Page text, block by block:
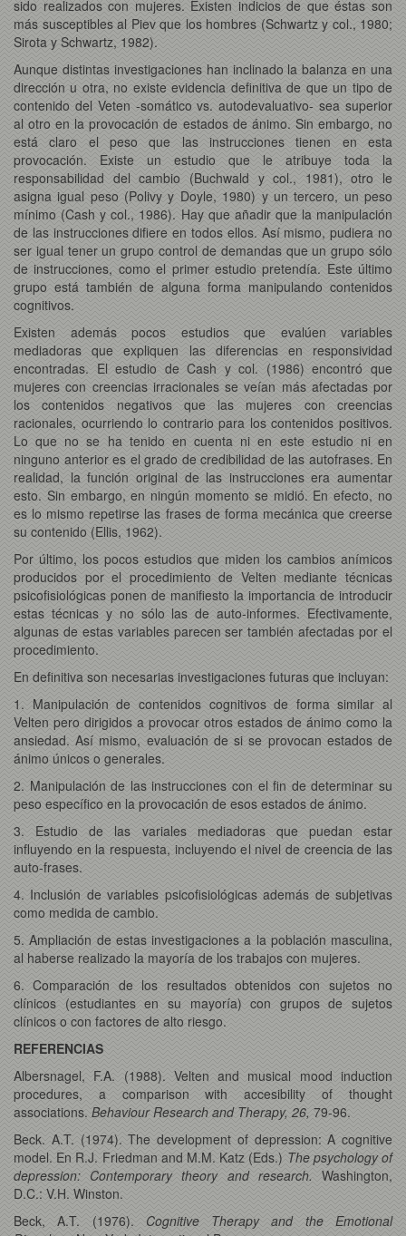
sido realizados con mujeres. Existen indicios de que éstas son
más susceptibles al Piev que los hombres (Schwartz y col., 1980;
Sirota y Schwartz, 1982).
Aunque distintas investigaciones han inclinado la balanza en una
dirección u otra, no existe evidencia definitiva de que un tipo de
contenido del Veten -somático vs. autodevaluativo- sea superior
al otro en la provocación de estados de ánimo. Sin embargo, no
está claro el peso que las instrucciones tienen en esta
provocación. Existe un estudio que le atribuye toda la
responsabilidad del cambio (Buchwald y col., 1981), otro le
asigna igual peso (Polivy y Doyle, 1980) y un tercero, un peso
mínimo (Cash y col., 1986). Hay que añadir que la manipulación
de las instrucciones difiere en todos ellos. Así mismo, pudiera no
ser igual tener un grupo control de demandas que un grupo sólo
de instrucciones, como el primer estudio pretendía. Este último
grupo está también de alguna forma manipulando contenidos
cognitivos.
Existen además pocos estudios que evalúen variables
mediadoras que expliquen las diferencias en responsividad
encontradas. El estudio de Cash y col. (1986) encontró que
mujeres con creencias irracionales se veían más afectadas por
los contenidos negativos que las mujeres con creencias
racionales, ocurriendo lo contrario para los contenidos positivos.
Lo que no se ha tenido en cuenta ni en este estudio ni en
ninguno anterior es el grado de credibilidad de las autofrases. En
realidad, la función original de las instrucciones era aumentar
esto. Sin embargo, en ningún momento se midió. En efecto, no
es lo mismo repetirse las frases de forma mecánica que creerse
su contenido (Ellis, 1962).
Por último, los pocos estudios que miden los cambios anímicos
producidos por el procedimiento de Velten mediante técnicas
psicofisiológicas ponen de manifiesto la importancia de introducir
estas técnicas y no sólo las de auto-informes. Efectivamente,
algunas de estas variables parecen ser también afectadas por el
procedimiento.
En definitiva son necesarias investigaciones futuras que incluyan:
1. Manipulación de contenidos cognitivos de forma similar al
Velten pero dirigidos a provocar otros estados de ánimo como la
ansiedad. Así mismo, evaluación de si se provocan estados de
ánimo únicos o generales.
2. Manipulación de las instrucciones con el fin de determinar su
peso específico en la provocación de esos estados de ánimo.
3. Estudio de las variales mediadoras que puedan estar
influyendo en la respuesta, incluyendo el nivel de creencia de las
auto-frases.
4. Inclusión de variables psicofisiológicas además de subjetivas
como medida de cambio.
5. Ampliación de estas investigaciones a la población masculina,
al haberse realizado la mayoría de los trabajos con mujeres.
6. Comparación de los resultados obtenidos con sujetos no
clínicos (estudiantes en su mayoría) con grupos de sujetos
clínicos o con factores de alto riesgo.
REFERENCIAS
Albersnagel, F.A. (1988). Velten and musical mood induction
procedures, a comparison with accesibility of thought
associations. Behaviour Research and Therapy, 26, 79-96.
Beck. A.T. (1974). The development of depression: A cognitive
model. En R.J. Friedman and M.M. Katz (Eds.) The psychology of
depression: Contemporary theory and research. Washington,
D.C.: V.H. Winston.
Beck, A.T. (1976). Cognitive Therapy and the Emotional